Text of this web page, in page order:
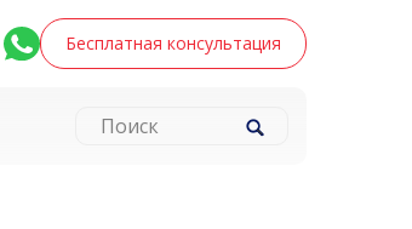
Бесплатная консультация